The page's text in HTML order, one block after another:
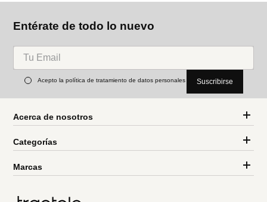
Entérate de todo lo nuevo
Acepto la política de tratamiento de datos personales Suscribirse
Acerca de nosotros
Categorías
Marcas